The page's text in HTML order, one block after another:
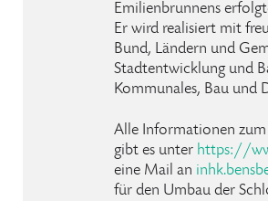
Emilienbrunnens
Er wird realisiert mit
Bund, Ländern und
Stadtentwicklung und
Kommunales, Bau und
Alle Informationen zum
gibt es unter https://
eine Mail an inhk.
für den Umbau der